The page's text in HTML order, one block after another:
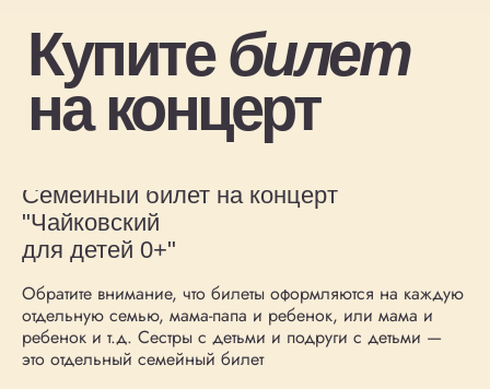
Семейный билет на концерт
"Чайковский
для детей 0+"
Обратите внимание, что билеты оформляются на каждую
отдельную семью, мама-папа и ребенок, или мама и
ребенок и т.д. Сестры с детьми и подруги с детьми —
это отдельный семейный билет